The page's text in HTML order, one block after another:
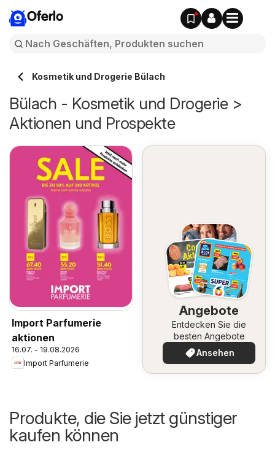
Oferlo
Kosmetik und Drogerie Bülach
Bülach - Kosmetik und Drogerie >
Aktionen und Prospekte
Import Parfumerie
aktionen
16.07. - 19.08.2026
Import Parfumerie
Angebote
Entdecken Sie die
besten Angebote
Ansehen
Produkte, die Sie jetzt günstiger
kaufen können